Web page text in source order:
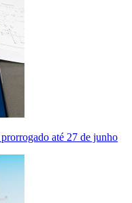
até 27 de junho